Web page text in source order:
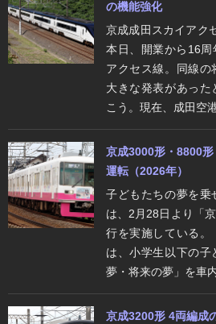
の機能強化
京成成田スカイアク
本日、開業から16周
アクセス線。同線の
大きな発表があった
こう。現在、成田空
京成3000形・8800形
運転（2026年）
子どもたちの夢を乗
は、2月28日より「
行を実施している。
は、小学生以下の
夢・将来の夢」を車
京成3200形 4両編成